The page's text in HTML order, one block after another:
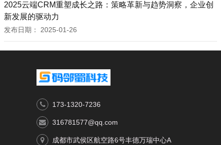
2025云端CRM重塑成长之路：策略革新与趋势洞察，企业创
新发展的驱动力
发布日期： 2025-01-26
173-1320-7236
316781577@qq.com
成都市武侯区航空路6号丰德万瑞中心A